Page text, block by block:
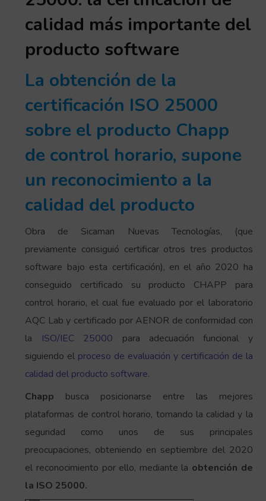
calidad más importante del
producto software
La obtención de la
certificación ISO 25000
sobre el producto Chapp
de control horario, supone
un reconocimiento a la
calidad del producto
Obra de Sicaman Nuevas Tecnologías, (que
previamente consiguió certificar otros tres productos
software bajo esta certificación), en el año 2020 ha
conseguido certificado su producto CHAPP para
control horario, el cual fue evaluado por el laboratorio
AQC Lab y certificado por AENOR de conformidad con
la
ISO/IEC 25000 para adecuación funcional y
siguiendo el proceso de evaluación y certificación de la
calidad del producto software.
Chapp busca posicionarse entre las mejores
plataformas de control horario, tomando la calidad y la
seguridad como unos de sus principales
preocupaciones, obteniendo en septiembre del 2020
el reconocimiento por ello, mediante la obtención de
la ISO 25000.